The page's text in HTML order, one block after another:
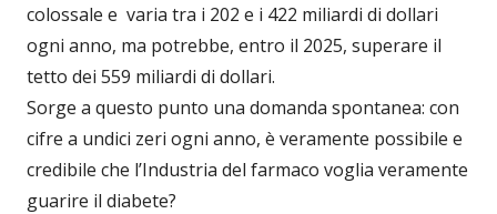
colossale e varia tra i 202 e i 422 miliardi di dollari
ogni anno, ma potrebbe, entro il 2025, superare il
tetto dei 559 miliardi di dollari.
Sorge a questo punto una domanda spontanea: con
cifre a undici zeri ogni anno, è veramente possibile e
credibile che l’Industria del farmaco voglia veramente
guarire il diabete?